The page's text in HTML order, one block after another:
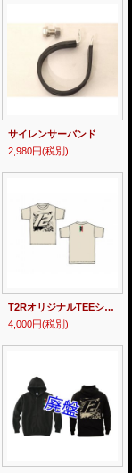
サイレンサーバンド
2,980円(税別)
T2RオリジナルTEEシャツ [ 2024 ]
4,000円(税別)